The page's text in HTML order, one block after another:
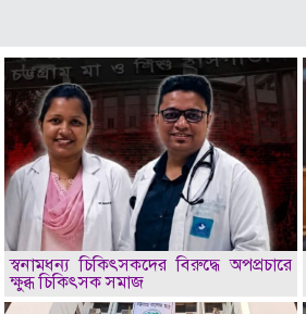
স্বনামধন্য চিকিৎসকদের বিরুদ্ধে অপপ্রচারে
ক্ষুব্ধ চিকিৎসক সমাজ